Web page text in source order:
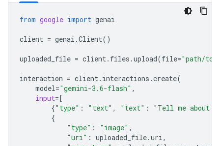
from google import genai
client = genai .Client()
uploaded_file = client. files .upload(file="path/to/
interaction = client. interactions .create(
model="gemini-3.6-flash" ,
input=[
{"type" : "text" , "text" :
"Tell me about
{
"type" : "image" ,
"uri" : uploaded_file.uri,